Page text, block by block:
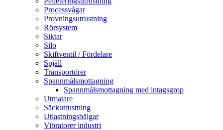
Processvågar
Provningsutrustning
Rörsystem
Siktar
Silo
Skiftventil / Fördelare
Spjäll
Transportörer
Spannmålsmottagning
Spannmålsmottagning med intagsgrop
Utmatare
Säckutrustning
Utlastningsbälgar
Vibratorer industri